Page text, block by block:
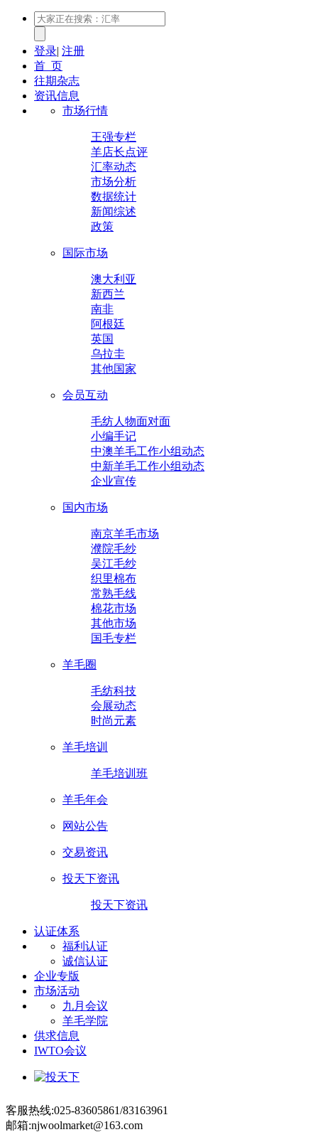
登录| 注册
首 页
往期杂志
资讯信息
市场行情
王强专栏
羊店长点评
汇率动态
市场分析
数据统计
新闻综述
政策
国际市场
澳大利亚
新西兰
南非
阿根廷
英国
乌拉圭
其他国家
会员互动
毛纺人物面对面
小编手记
中澳羊毛工作小组动态
中新羊毛工作小组动态
企业宣传
国内市场
南京羊毛市场
濮院毛纱
吴江毛纱
织里棉布
常熟毛线
棉花市场
其他市场
国毛专栏
羊毛圈
毛纺科技
会展动态
时尚元素
羊毛培训
羊毛培训班
羊毛年会
网站公告
交易资讯
投天下资讯
投天下资讯
认证体系
福利认证
诚信认证
企业专版
市场活动
九月会议
羊毛学院
供求信息
IWTO会议
客服热线:025-83605861/83163961
邮箱:njwoolmarket@163.com